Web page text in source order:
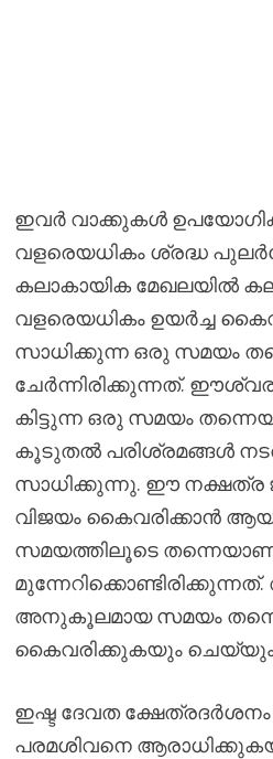
ഇവർ വാക്കുകൾ
വളരെയധികം ശ്രദ്ധ
കലാകായിക മേഖലയിൽ
വളരെയധികം ഉയർച്ച
സാധിക്കുന്ന ഒരു സമയം
ചേർന്നിരിക്കുന്നത്.
കിട്ടുന്ന ഒരു സമയം
കൂടുതൽ പരിശ്രമങ്ങൾ
സാധിക്കുന്നു. ഈ നക്ഷത്ര
വിജയം കൈവരിക്കാൻ
സമയത്തിലൂടെ
അനുകൂലമായ സമയം
കൈവരിക്കുകയും
ഇഷ്ട ദേവത
പരമശിവനെ